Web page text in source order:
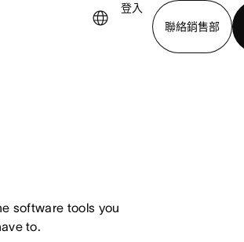
登入
聯絡銷售部
software tools you
to.